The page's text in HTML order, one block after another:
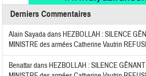
Derniers Commentaires
Alain Sayadadans HEZBOLLAH : SILENCE
MINISTRE des armées Catherine Vautrin
Benattardans HEZBOLLAH : SILENCE